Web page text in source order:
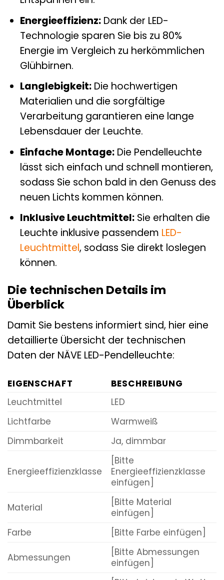
Energieeffizienz:Dank der LED-
Technologie sparen Sie bis zu 80%
Energie im Vergleich zu herkömmlichen
Glühbirnen.
Langlebigkeit:Die hochwertigen
Materialien und die sorgfältige
Verarbeitung garantieren eine lange
Lebensdauer der Leuchte.
Einfache Montage:Die Pendelleuchte
lässt sich einfach und schnell montieren,
sodass Sie schon bald in den Genuss des
neuen Lichts kommen können.
Inklusive Leuchtmittel:Sie erhalten die
Leuchte inklusive passendem LED-
Leuchtmittel, sodass Sie direkt loslegen
können.
Die technischen Details im
Überblick
Damit Sie bestens informiert sind, hier eine
detaillierte Übersicht der technischen
Daten der NÄVE LED-Pendelleuchte:
EIGENSCHAFT
BESCHREIBUNG
Leuchtmittel
LED
Lichtfarbe
Warmweiß
Dimmbarkeit
Ja, dimmbar
Energieeffizienzklasse
[Bitte
Energieeffizienzklasse
einfügen]
Material
[Bitte Material
einfügen]
Farbe
[Bitte Farbe einfügen]
Abmessungen
[Bitte Abmessungen
einfügen]